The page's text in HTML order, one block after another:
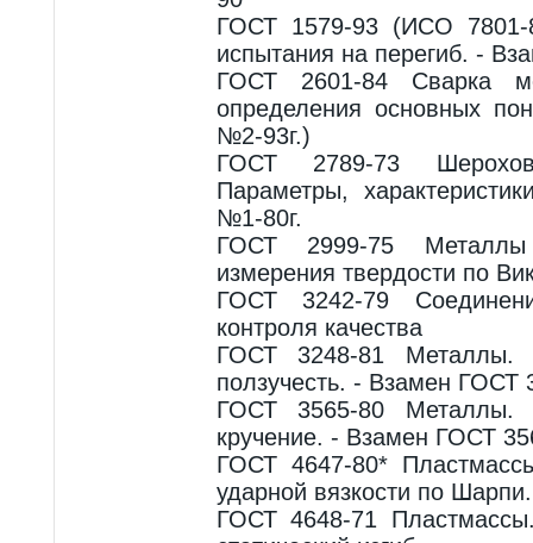
ГОСТ 1579-93 (ИСО 7801-
испытания на перегиб. -
ГОСТ 2601-84 Сварка
определения основных
№2-93г.)
ГОСТ 2789-73
Параметры,
№1-80г.
ГОСТ 2999-75
измерения твердости по
ГОСТ 3242-79
контроля качества
ГОСТ 3248-81 Металлы.
ползучесть. - Взамен ГОСТ
ГОСТ 3565-80 Металлы.
кручение. - Взамен ГОСТ
ГОСТ 4647-80*
ударной вязкости по Шарпи.
ГОСТ 4648-71